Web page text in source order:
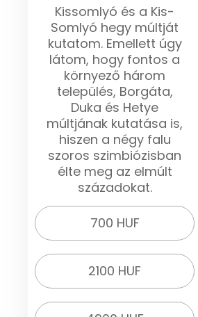
Kissomlyó és a Kis-
Somlyó hegy múltját
kutatom. Emellett úgy
látom, hogy fontos a
környező három
település, Borgáta,
Duka és Hetye
múltjának kutatása is,
hiszen a négy falu
szoros szimbiózisban
élte meg az elmúlt
századokat.
700 HUF
2100 HUF